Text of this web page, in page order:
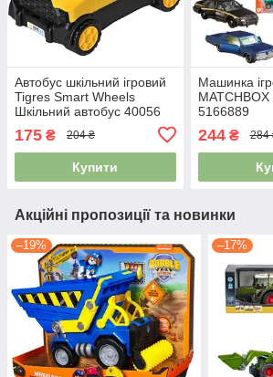
Автобус шкільний ігровий
Tigres Smart Wheels
Шкільний автобус 40056
175 ₴ 204 ₴
Купити
Машинка
5166889
244₴ 284
Акційні пропозиції та новинки
–19% –17%